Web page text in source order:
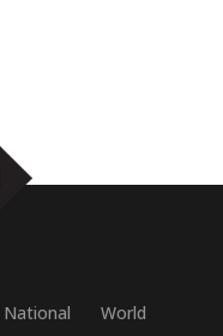
National
World